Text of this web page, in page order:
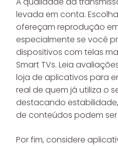
levada em conta.
ofereçam reprodução
especialmente se você
dispositivos com telas
Smart TVs. Leia
loja de aplicativos para
real de quem já utiliza o
destacando
de conteúdos podem
Por fim, considere